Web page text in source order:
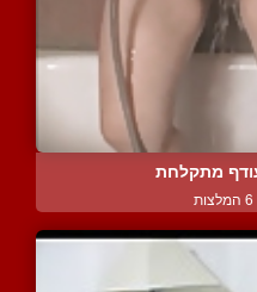
מתקלחת
6 המלצות